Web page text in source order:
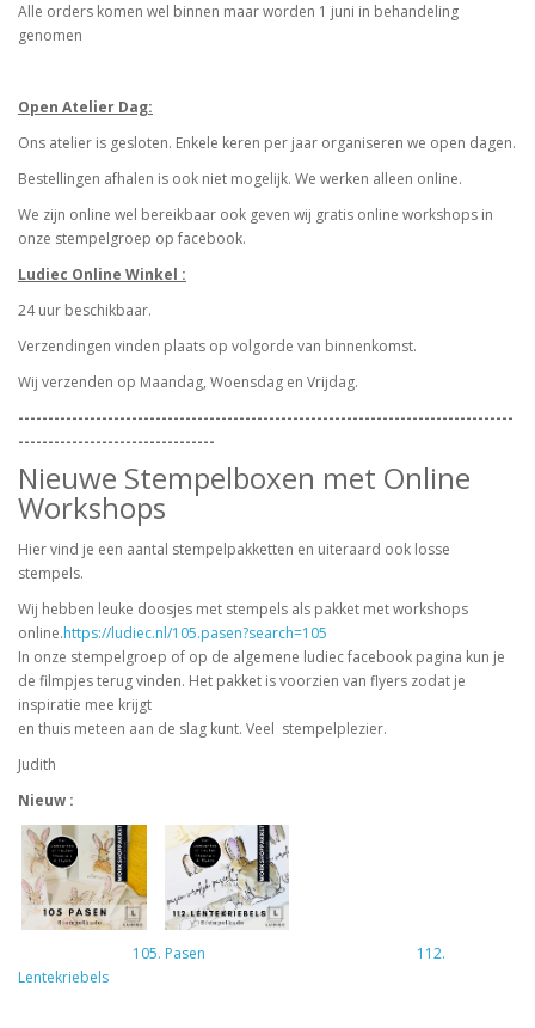
Alle orders komen wel binnen maar worden 1 juni in behandeling
genomen
Open Atelier Dag:
Ons atelier is gesloten. Enkele keren per jaar organiseren we open dagen.
Bestellingen afhalen is ook niet mogelijk. We werken alleen online.
We zijn online wel bereikbaar ook geven wij gratis online workshops in
onze stempelgroep op facebook.
Ludiec Online Winkel :
24 uur beschikbaar.
Verzendingen vinden plaats op volgorde van binnenkomst.
Wij verzenden op Maandag, Woensdag en Vrijdag.
-----------------------------------------------------------------------------------
---------------------------------
Nieuwe Stempelboxen met Online
Workshops
Hier vind je een aantal stempelpakketten en uiteraard ook losse
stempels.
Wij hebben leuke doosjes met stempels als pakket met workshops
online.https://ludiec.nl/105.pasen?search=105
In onze stempelgroep of op de algemene ludiec facebook pagina kun je
de filmpjes terug vinden. Het pakket is voorzien van flyers zodat je
inspiratie mee krijgt
en thuis meteen aan de slag kunt. Veel stempelplezier.
Judith
Nieuw :
105. Pasen
112.
Lentekriebels